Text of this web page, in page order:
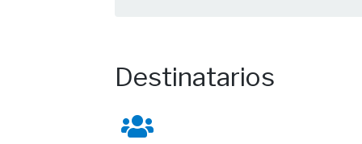
Destinatarios